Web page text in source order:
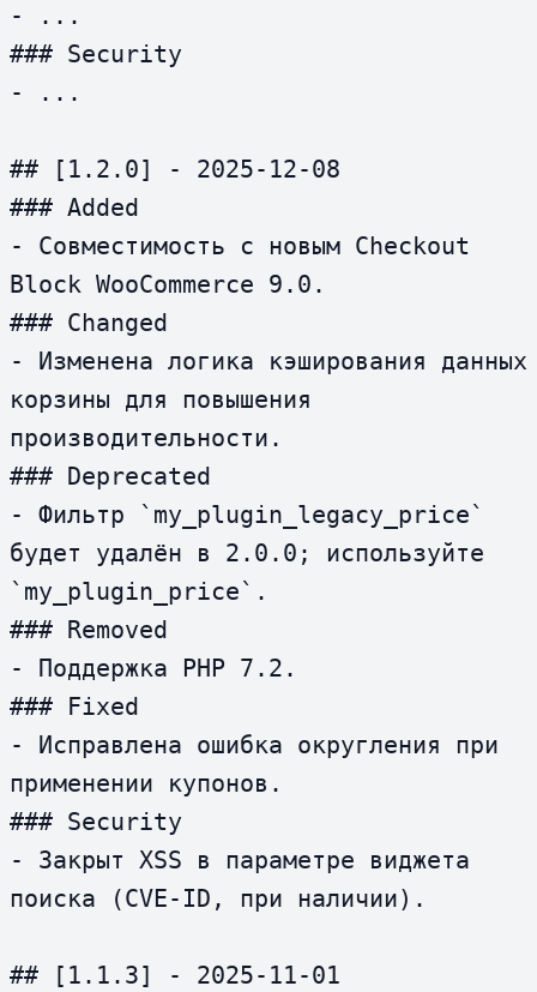
- ...
### Security
- ...
## [1.2.0] - 2025-12-08
### Added
- Совместимость с новым Checkout
Block WooCommerce 9.0.
### Changed
- Изменена логика кэширования данных
корзины для повышения
производительности.
### Deprecated
- Фильтр `my_plugin_legacy_price`
будет удалён в 2.0.0; используйте
`my_plugin_price`.
### Removed
- Поддержка PHP 7.2.
### Fixed
- Исправлена ошибка округления при
применении купонов.
### Security
- Закрыт XSS в параметре виджета
поиска (CVE‑ID, при наличии).
## [1.1.3] - 2025-11-01